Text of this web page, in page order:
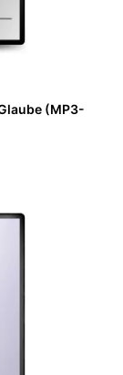
(MP3-